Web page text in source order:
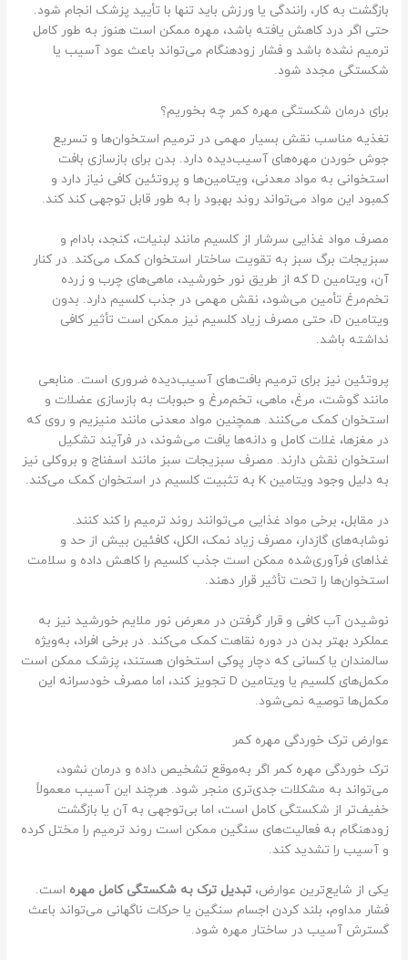
بازگشت به کار، رانندگی یا ورزش باید تنها با تأیید پزشک انجام شود.
حتی اگر درد کاهش یافته باشد، مهره ممکن است هنوز به طور کامل
ترمیم نشده باشد و فشار زودهنگام می‌تواند باعث عود آسیب یا
شکستگی مجدد شود.
برای درمان شکستگی مهره کمر چه بخوریم؟
تغذیه مناسب نقش بسیار مهمی در ترمیم استخوان‌ها و تسریع
جوش خوردن مهره‌های آسیب‌دیده دارد. بدن برای بازسازی بافت
استخوانی به مواد معدنی، ویتامین‌ها و پروتئین کافی نیاز دارد و
کمبود این مواد می‌تواند روند بهبود را به طور قابل توجهی کند کند.
مصرف مواد غذایی سرشار از کلسیم مانند لبنیات، کنجد، بادام و
سبزیجات برگ سبز به تقویت ساختار استخوان کمک می‌کند. در کنار
آن، ویتامین D که از طریق نور خورشید، ماهی‌های چرب و زرده
تخم‌مرغ تأمین می‌شود، نقش مهمی در جذب کلسیم دارد. بدون
ویتامین D، حتی مصرف زیاد کلسیم نیز ممکن است تأثیر کافی
نداشته باشد.
پروتئین نیز برای ترمیم بافت‌های آسیب‌دیده ضروری است. منابعی
مانند گوشت، مرغ، ماهی، تخم‌مرغ و حبوبات به بازسازی عضلات و
استخوان کمک می‌کنند. همچنین مواد معدنی مانند منیزیم و روی که
در مغزها، غلات کامل و دانه‌ها یافت می‌شوند، در فرآیند تشکیل
استخوان نقش دارند. مصرف سبزیجات سبز مانند اسفناج و بروکلی نیز
به دلیل وجود ویتامین K به تثبیت کلسیم در استخوان کمک می‌کند.
در مقابل، برخی مواد غذایی می‌توانند روند ترمیم را کند کنند.
نوشابه‌های گازدار، مصرف زیاد نمک، الکل، کافئین بیش از حد و
غذاهای فرآوری‌شده ممکن است جذب کلسیم را کاهش داده و سلامت
استخوان‌ها را تحت تأثیر قرار دهند.
نوشیدن آب کافی و قرار گرفتن در معرض نور ملایم خورشید نیز به
عملکرد بهتر بدن در دوره نقاهت کمک می‌کند. در برخی افراد، به‌ویژه
سالمندان یا کسانی که دچار پوکی استخوان هستند، پزشک ممکن است
مکمل‌های کلسیم یا ویتامین D تجویز کند، اما مصرف خودسرانه این
مکمل‌ها توصیه نمی‌شود.
عوارض ترک خوردگی مهره کمر
ترک خوردگی مهره کمر اگر به‌موقع تشخیص داده و درمان نشود،
می‌تواند به مشکلات جدی‌تری منجر شود. هرچند این آسیب معمولاً
خفیف‌تر از شکستگی کامل است، اما بی‌توجهی به آن یا بازگشت
زودهنگام به فعالیت‌های سنگین ممکن است روند ترمیم را مختل کرده
و آسیب را تشدید کند.
یکی از شایع‌ترین عوارض،تبدیل ترک به شکستگی کامل مهره است.
فشار مداوم، بلند کردن اجسام سنگین یا حرکات ناگهانی می‌تواند باعث
گسترش آسیب در ساختار مهره شود.